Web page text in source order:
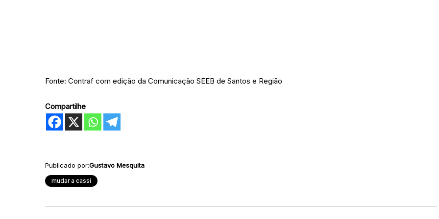
Fonte: Contraf com edição da Comunicação SEEB de Santos e Região
Compartilhe
Publicado por:Gustavo Mesquita
mudar a cassi